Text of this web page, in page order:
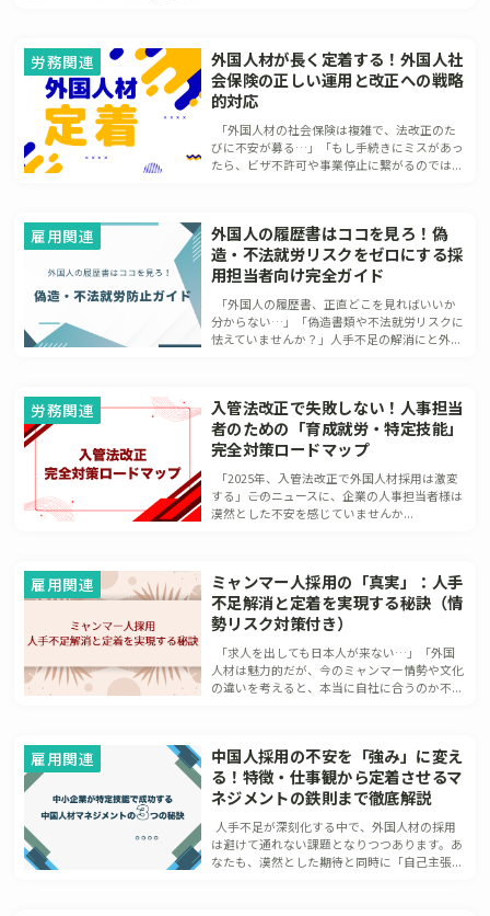
労務関連
外国人材が長く定着する！外国人社
会保険の正しい運用と改正への戦略
的対応
「外国人材の社会保険は複雑で、法改正のた
びに不安が募る…」「もし手続きにミスがあっ
たら、ビザ不許可や事業停止に繋がるのでは...
雇用関連
外国人の履歴書はココを見ろ！偽
造・不法就労リスクをゼロにする採
用担当者向け完全ガイド
「外国人の履歴書、正直どこを見ればいいか
分からない…」「偽造書類や不法就労リスクに
怯えていませんか？」人手不足の解消にと外...
労務関連
入管法改正で失敗しない！人事担当
者のための「育成就労・特定技能」
完全対策ロードマップ
「2025年、入管法改正で外国人材採用は激変
する」――このニュースに、企業の人事担当者様は
漠然とした不安を感じていませんか...
雇用関連
ミャンマー人採用の「真実」：人手
不足解消と定着を実現する秘訣（情
勢リスク対策付き）
「求人を出しても日本人が来ない…」「外国
人材は魅力的だが、今のミャンマー情勢や文化
の違いを考えると、本当に自社に合うのか不...
雇用関連
中国人採用の不安を「強み」に変え
る！特徴・仕事観から定着させるマ
ネジメントの鉄則まで徹底解説
人手不足が深刻化する中で、外国人材の採用
は避けて通れない課題となりつつあります。あ
なたも、漠然とした期待と同時に「自己主張...